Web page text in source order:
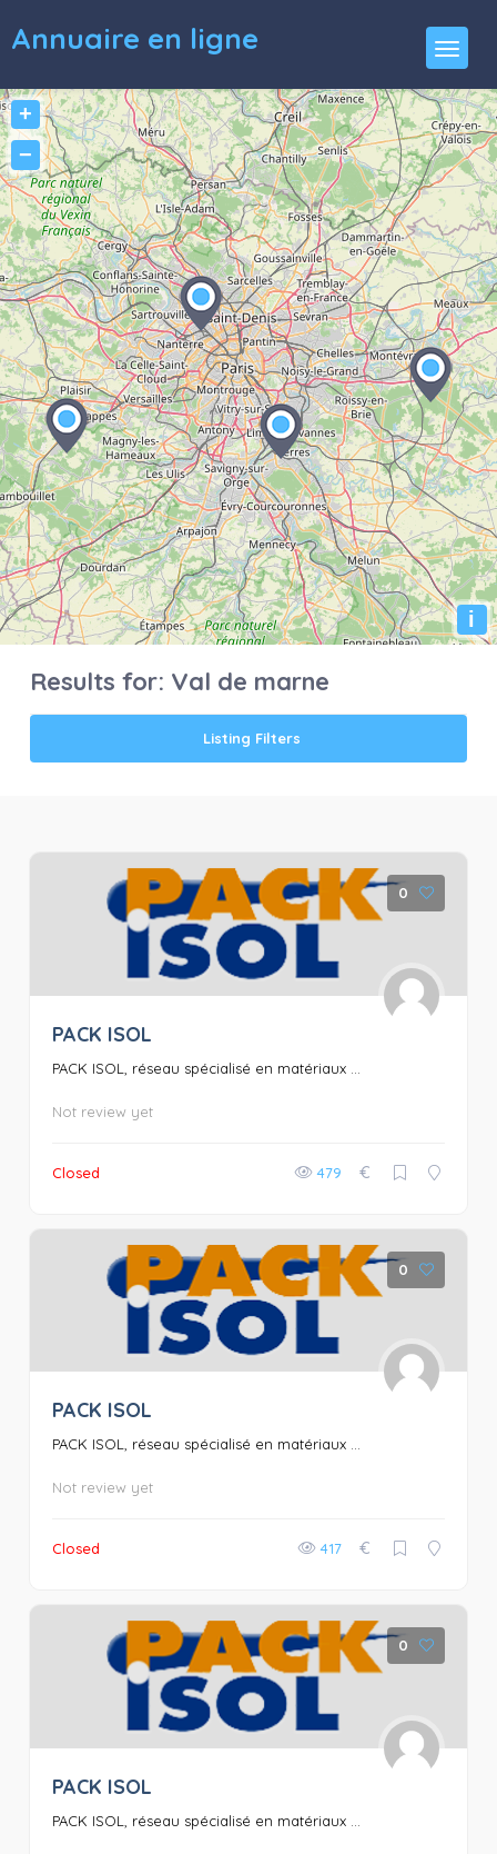
Annuaire en ligne
+
−
i
Results for: Val de marne
Listing Filters
0
PACK ISOL
PACK ISOL, réseau spécialisé en matériaux ...
Not review yet
Closed 479 €
0
PACK ISOL
PACK ISOL, réseau spécialisé en matériaux ...
Not review yet
Closed 417 €
0
PACK ISOL
PACK ISOL, réseau spécialisé en matériaux ...